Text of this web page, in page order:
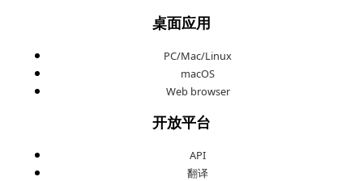
桌面应用
PC/Mac/Linux
macOS
Web browser
开放平台
API
翻译